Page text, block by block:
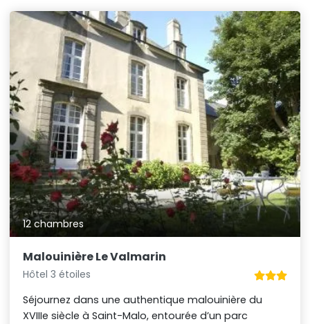
12 chambres
Malouinière Le Valmarin
Hôtel 3 étoiles
Séjournez dans une authentique malouinière du
XVIIIe siècle à Saint-Malo, entourée d’un parc